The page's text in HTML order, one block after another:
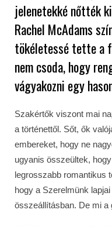
jelenetekké nőtték
Rachel McAdams
tökéletessé tette a
nem csoda, hogy
vágyakozni egy
Szakértők viszont mai
a történettől. Sőt, ők
embereket, hogy ne
ugyanis összeültek,
legrosszabb romantikus
hogy a Szerelmünk
összeállításban. De mi a